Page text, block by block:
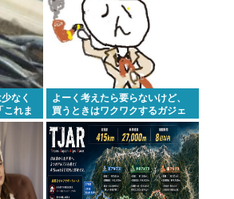
なく
これま
よーく考えたら要らないけど、
買うときはワクワクするガジェ
ットおしえろ